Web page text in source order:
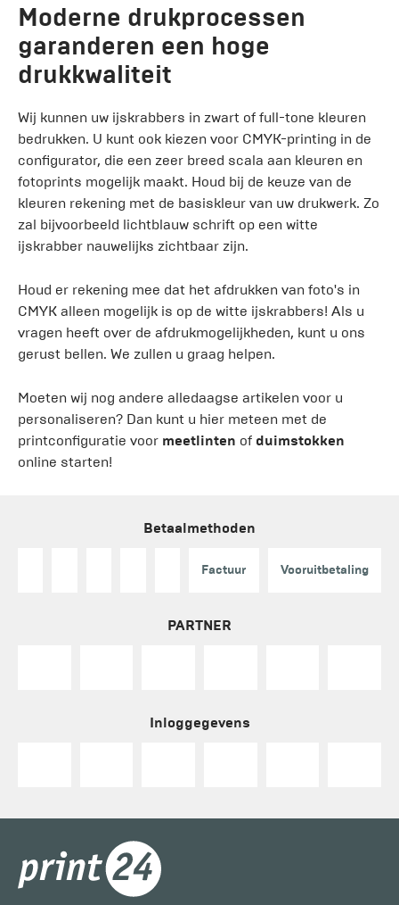
Moderne drukprocessen
garanderen een hoge
drukkwaliteit
Wij kunnen uw ijskrabbers in zwart of full-tone kleuren
bedrukken. U kunt ook kiezen voor CMYK-printing in de
configurator, die een zeer breed scala aan kleuren en
fotoprints mogelijk maakt. Houd bij de keuze van de
kleuren rekening met de basiskleur van uw drukwerk. Zo
zal bijvoorbeeld lichtblauw schrift op een witte
ijskrabber nauwelijks zichtbaar zijn.
Houd er rekening mee dat het afdrukken van foto's in
CMYK alleen mogelijk is op de witte ijskrabbers! Als u
vragen heeft over de afdrukmogelijkheden, kunt u ons
gerust bellen. We zullen u graag helpen.
Moeten wij nog andere alledaagse artikelen voor u
personaliseren? Dan kunt u hier meteen met de
printconfiguratie voor meetlinten of duimstokken
online starten!
Betaalmethoden
Factuur Vooruitbetaling
PARTNER
Inloggegevens